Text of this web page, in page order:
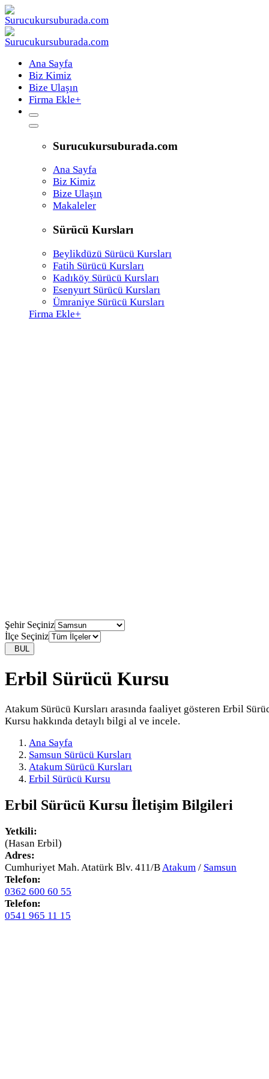
Ana Sayfa
Biz Kimiz
Bize Ulaşın
Firma Ekle+
Surucukursuburada.com
Ana Sayfa
Biz Kimiz
Bize Ulaşın
Makaleler
Sürücü Kursları
Beylikdüzü Sürücü Kursları
Fatih Sürücü Kursları
Kadıköy Sürücü Kursları
Esenyurt Sürücü Kursları
Ümraniye Sürücü Kursları
Firma Ekle+
Şehir Seçiniz
İlçe Seçiniz
BUL
Erbil Sürücü Kursu
Atakum Sürücü Kursları arasında faaliyet gösteren Erbil
Kursu hakkında detaylı bilgi al ve incele.
Ana Sayfa
Samsun Sürücü Kursları
Atakum Sürücü Kursları
Erbil Sürücü Kursu
Erbil Sürücü Kursu İletişim Bilgileri
Yetkili:
(Hasan Erbil)
Adres:
Cumhuriyet Mah. Atatürk Blv. 411/B Atakum / Samsun
Telefon:
0362 600 60 55
Telefon:
0541 965 11 15